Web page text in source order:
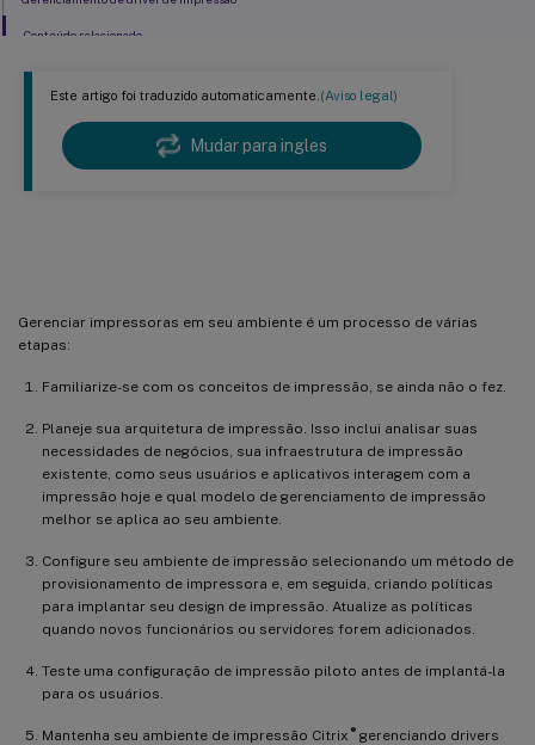
Este artigo foi traduzido automaticamente.(Aviso legal)
Mudar para ingles
Gerenciar impressoras em seu ambiente é um processo de várias
etapas:
Familiarize-se com os conceitos de impressão, se ainda não o fez.
Planeje sua arquitetura de impressão. Isso inclui analisar suas
necessidades de negócios, sua infraestrutura de impressão
existente, como seus usuários e aplicativos interagem com a
impressão hoje e qual modelo de gerenciamento de impressão
melhor se aplica ao seu ambiente.
Configure seu ambiente de impressão selecionando um método de
provisionamento de impressora e, em seguida, criando políticas
para implantar seu design de impressão. Atualize as políticas
quando novos funcionários ou servidores forem adicionados.
Teste uma configuração de impressão piloto antes de implantá-la
para os usuários.
Mantenha seu ambiente de impressão Citrix ®gerenciando drivers
Conteúdo relacionado